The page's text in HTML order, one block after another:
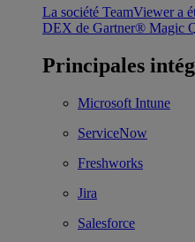
La société TeamViewer a
DEX de Gartner® Magic
Principales
Microsoft Intune
ServiceNow
Freshworks
Jira
Salesforce